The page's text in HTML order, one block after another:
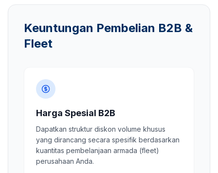
Keuntungan Pembelian B2B &
Fleet
Harga Spesial B2B
Dapatkan struktur diskon volume khusus
yang dirancang secara spesifik berdasarkan
kuantitas pembelanjaan armada (fleet)
perusahaan Anda.